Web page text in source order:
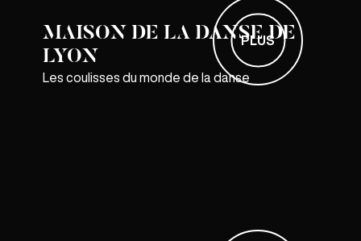
MAISON DE LA DANSE DE
LYON
Les coulisses du monde de la danse
PLUS